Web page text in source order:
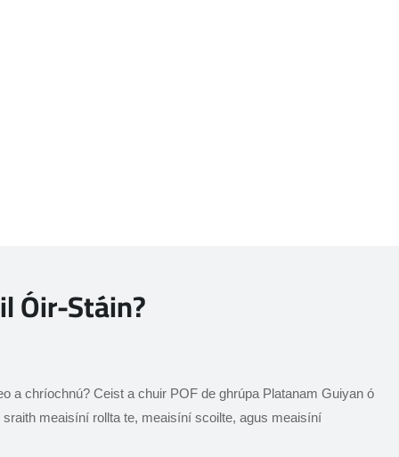
Óir-Stáin?
a chríochnú? Ceist a chuir POF de ghrúpa Platanam Guiyan ó
meaisíní rollta te, meaisíní scoilte, agus meaisíní